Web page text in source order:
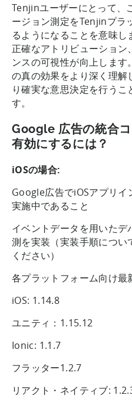
Tenjinユーザーにとって、
ージョン測定をTenjinプラ
るようになることを意味
正確なアトリビューショ
ンスの可視性が向上しま
の真の効果をより深く理解
り確実な意思決定を行うこ
す。
Google 広告の統合
有効にするには？
iOSの場合:
Google広告でiOSアプリイ
実施中であること
イベントデータを用いた
測を実装（実装手順につ
ください）
各プラットフォーム向け
iOS: 1.14.8
ユニティ：1.15.12
Ionic: 1.1.7
フラッター1.2.7
リアクト・ネイティブ: